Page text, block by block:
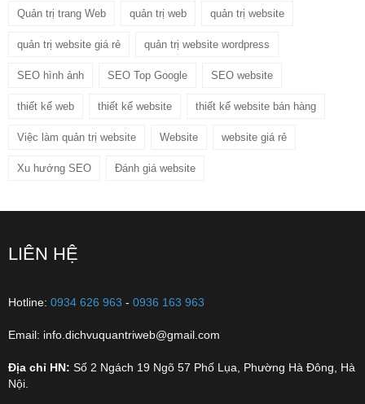
Quản trị trang Web quản trị web quản trị website
quản trị website giá rẻ quản trị website wordpress
SEO hình ảnh SEO Top Google SEO website
thiết kế web thiết kế website thiết kế website bán hàng
Việc làm quản trị website Website website giá rẻ
Xu hướng SEO Đánh giá website
LIÊN HỆ
Hotline: 0934 626 963 - 0936 163 963
Email: info.dichvuquantriweb@gmail.com
Địa chỉ HN: Số 2 Ngách 19 Ngõ 57 Phố Lụa, Phường Hà Đông, Hà
Nội.